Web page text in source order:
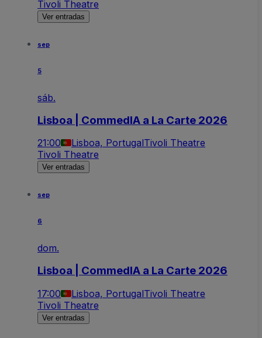
Tivoli Theatre
Ver entradas
sep
5
sáb.
Lisboa | CommedIA a La Carte 2026
21:00 Lisboa, PortugalTivoli Theatre
Tivoli Theatre
Ver entradas
sep
6
dom.
Lisboa | CommedIA a La Carte 2026
17:00 Lisboa, PortugalTivoli Theatre
Tivoli Theatre
Ver entradas